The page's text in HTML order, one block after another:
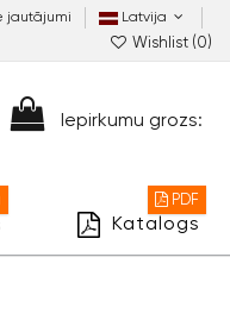
jautājumi Latvija
Wishlist (0)
Iepirkumu grozs:
Katalogs
PDF